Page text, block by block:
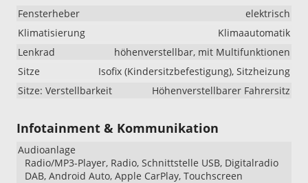
Fensterheber
elektrisch
Klimatisierung
Klimaautomatik
Lenkrad
höhenverstellbar, mit Multifunktionen
Sitze
Isofix (Kindersitzbefestigung), Sitzheizung
Sitze: Verstellbarkeit
Höhenverstellbarer Fahrersitz
Infotainment & Kommunikation
Audioanlage
Radio/MP3-Player, Radio, Schnittstelle USB, Digitalradio
DAB, Android Auto, Apple CarPlay, Touchscreen